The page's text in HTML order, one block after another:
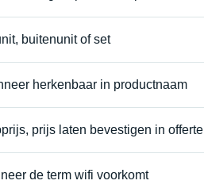
buitenunit of set
herkenbaar in productnaam
prijs laten bevestigen in offerte
de term wifi voorkomt